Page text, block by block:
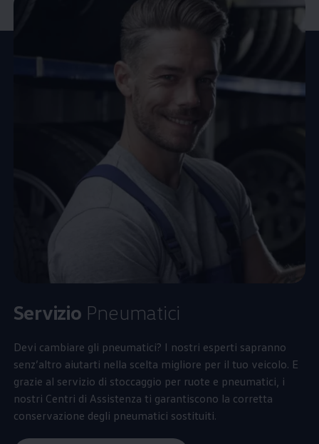
Servizio Pneumatici
Devi cambiare gli pneumatici? I nostri esperti sapranno
senz’altro aiutarti nella scelta migliore per il tuo veicolo. E
grazie al servizio di stoccaggio per ruote e pneumatici, i
nostri Centri di Assistenza ti garantiscono la corretta
conservazione degli pneumatici sostituiti.